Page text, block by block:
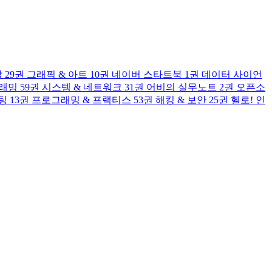
29권 그래픽 & 아트 10권 네이버 스타트북 1권 데이터 사이언
밍 59권 시스템 & 네트워크 31권 어비의 실무노트 2권 오픈소
13권 프로그래밍 & 프랙티스 53권 해킹 & 보안 25권 헬로! 인